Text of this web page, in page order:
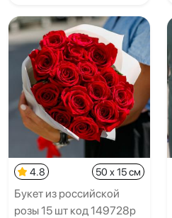
4.8 50 x 15 см
Букет из российской
розы 15 шт код 149728p